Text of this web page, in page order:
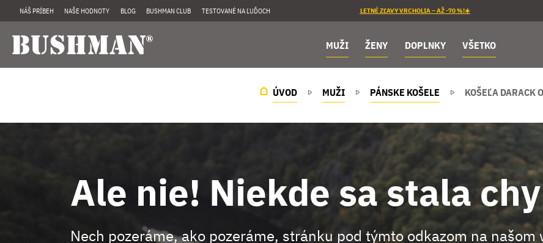
NÁŠ PRÍBEH NAŠE HODNOTY BLOG BUSHMAN CLUB TESTOVANÉ NA ĽUĎOCH LETNÉ ZĽAVY VRCHOLIA – AŽ -70 %!☀️
MUŽI ŽENY DOPLNKY VŠETKO
ÚVOD MUŽI PÁNSKE KOŠELE KOŠEĽA DARACK
Ale nie! Niekde sa stala
Nech pozeráme, ako pozeráme, stránku pod týmto odkazom na našom